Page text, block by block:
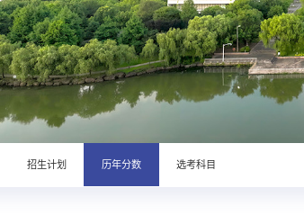
招生计划 历年分数 选考科目